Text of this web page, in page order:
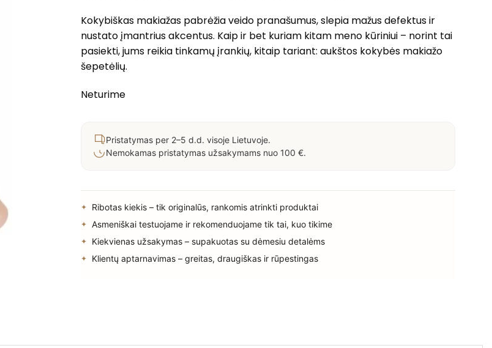
Kokybiškas makiažas pabrėžia veido pranašumus, slepia mažus defektus ir
nustato įmantrius akcentus. Kaip ir bet kuriam kitam meno kūriniui – norint tai
pasiekti, jums reikia tinkamų įrankių, kitaip tariant: aukštos kokybės makiažo
šepetėlių.
Neturime
Pristatymas per 2–5 d.d. visoje Lietuvoje.
Nemokamas pristatymas užsakymams nuo 100 €.
Ribotas kiekis – tik originalūs, rankomis atrinkti produktai
Asmeniškai testuojame ir rekomenduojame tik tai, kuo tikime
Kiekvienas užsakymas – supakuotas su dėmesiu detalėms
Klientų aptarnavimas – greitas, draugiškas ir rūpestingas